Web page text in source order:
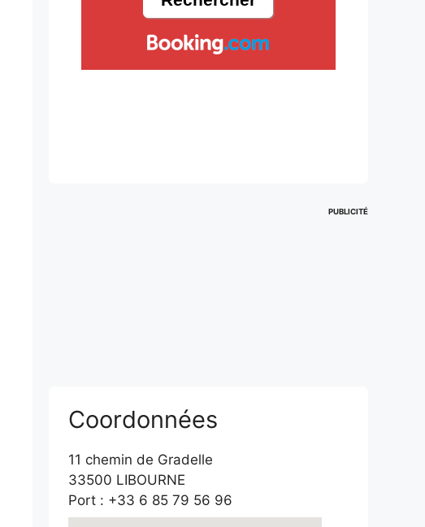
PUBLICITÉ
Coordonnées
11 chemin de Gradelle
33500 LIBOURNE
Port : +33 6 85 79 56 96